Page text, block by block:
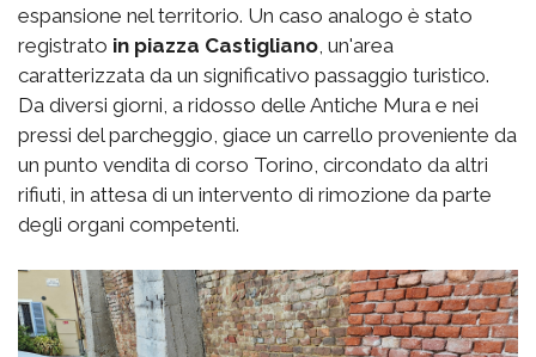
espansione nel territorio. Un caso analogo è stato
registrato in piazza Castigliano, un'area
caratterizzata da un significativo passaggio turistico.
Da diversi giorni, a ridosso delle Antiche Mura e nei
pressi del parcheggio, giace un carrello proveniente da
un punto vendita di corso Torino, circondato da altri
rifiuti, in attesa di un intervento di rimozione da parte
degli organi competenti.